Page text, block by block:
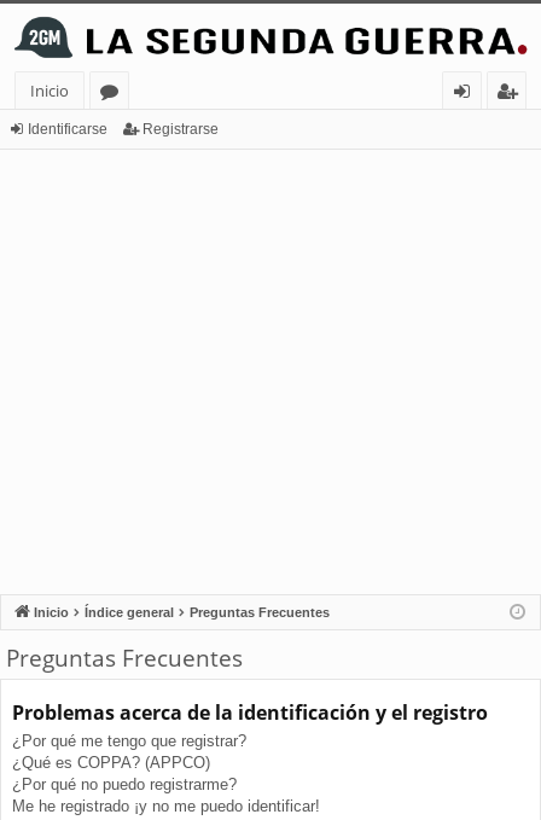
Inicio
or
Identificarse Registrarse
Inicio Índice general Preguntas Frecuentes
Preguntas Frecuentes
Problemas acerca de la identificación y el registro
¿Por qué me tengo que registrar?
¿Qué es COPPA? (APPCO)
¿Por qué no puedo registrarme?
Me he registrado ¡y no me puedo identificar!